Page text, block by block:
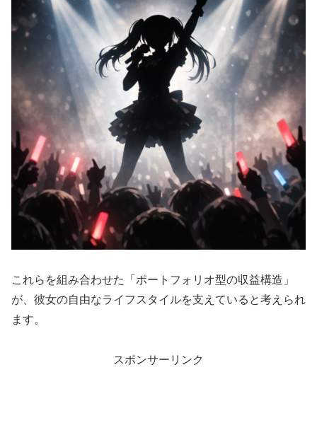
これらを組み合わせた「ポートフォリオ型の収益構造」
が、彼女の自由なライフスタイルを支えていると考えられ
ます。
スポンサーリンク